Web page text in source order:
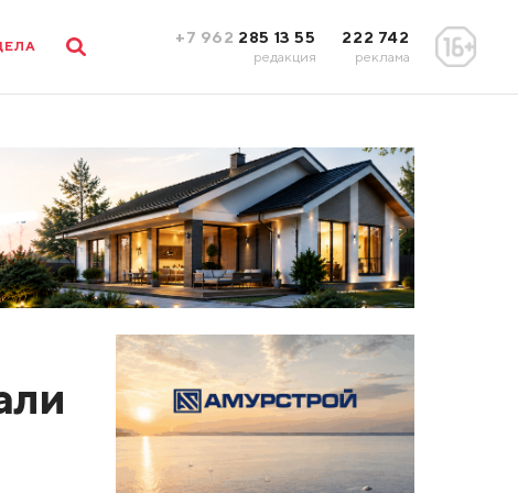
+7 962 285 13 55
редакция
222 742
реклама